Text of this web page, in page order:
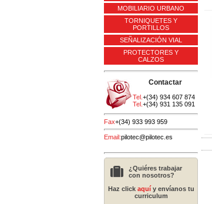
MOBILIARIO URBANO
TORNIQUETES Y
PORTILLOS
SEÑALIZACIÓN VIAL
PROTECTORES Y
CALZOS
Contactar
Tel. +(34) 934 607 874
Tel. +(34) 931 135 091
Fax+(34) 933 993 959
Email:pilotec@pilotec.es
¿Quiéres trabajar
con nosotros?
Haz click aquíy envíanos tu
curriculum